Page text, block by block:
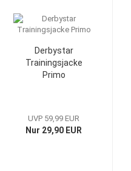
Derbystar
Trainingsjacke
Primo
UVP 59,99 EUR
Nur 29,90 EUR